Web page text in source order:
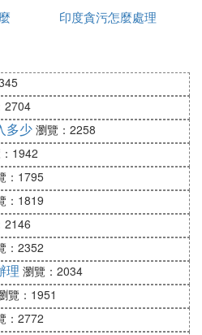
印度貪污怎麼處理
2704
多少 瀏覽：2258
1942
：1795
：1819
2146
：2352
理 瀏覽：2034
覽：1951
：2772